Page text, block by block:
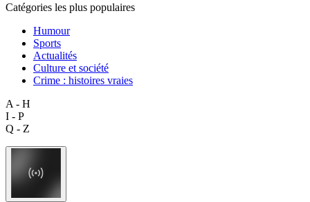
Catégories les plus populaires
Humour
Sports
Actualités
Culture et société
Crime : histoires vraies
A - H
I - P
Q - Z